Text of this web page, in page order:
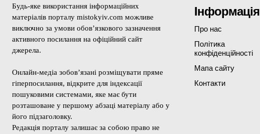
Будь-яке використання інформаційних
матеріалів порталу mistokyiv.com можливе
виключно за умови обов’язкового зазначення
активного посилання на офіційний сайт
джерела.
Онлайн-медіа зобов’язані розміщувати пряме
гіперпосилання, відкрите для індексації
пошуковими системами, яке має бути
розташоване у першому абзаці матеріалу або у
його підзаголовку.
Редакція порталу залишає за собою право не
Інформація
Про нас
Політика
конфіденційності
Мапа сайту
Контакти